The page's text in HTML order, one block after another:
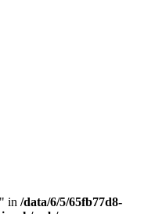
in /data/6/5/65fb77d8-